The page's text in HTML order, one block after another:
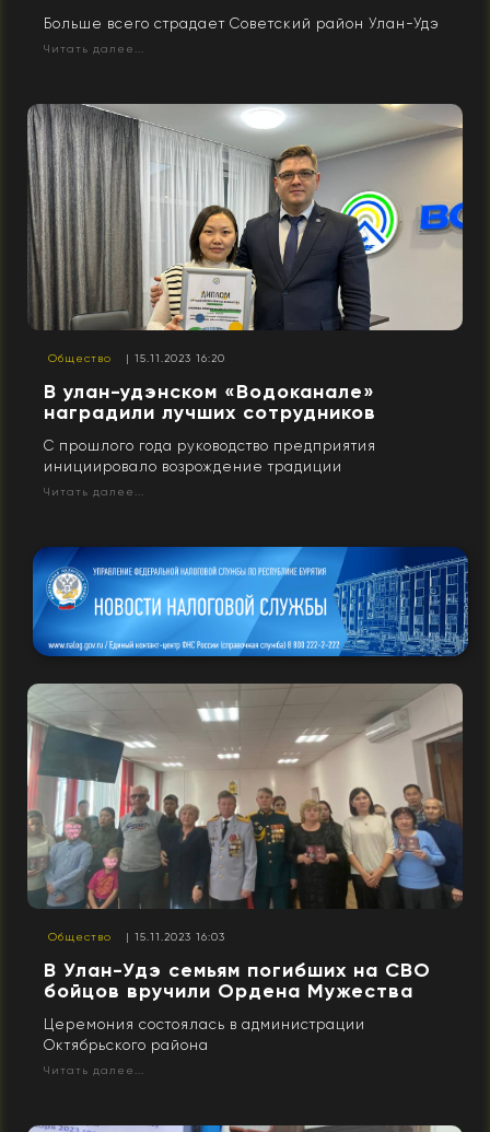
Больше всего страдает Советский район Улан-Удэ
Читать далее...
Общество | 15.11.2023 16:20
В улан-удэнском «Водоканале»
наградили лучших сотрудников
С прошлого года руководство предприятия
инициировало возрождение традиции
Читать далее...
Общество | 15.11.2023 16:03
В Улан-Удэ семьям погибших на СВО
бойцов вручили Ордена Мужества
Церемония состоялась в администрации
Октябрьского района
Читать далее...